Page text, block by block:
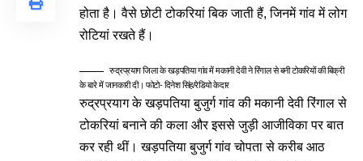
होता है। वैसे छोटी टोकरियां बिक जाती हैं, जिनमें गांव में लोग
रोटियां रखते हैं।
रुद्रप्रयाग जिला के खड़पतिया गांव में मकानी देवी ने रिंगाल से बनी टोकरियों की बिक्री
के बारे में जानकारी दी। फोटो- दिनेश सिंह/रेडियो केदार
रुद्रप्रयाग के खड़पतिया बुजुर्ग गांव की मकानी देवी रिंगाल से
टोकरियां बनाने की कला और इससे जुड़ी आजीविका पर बात
कर रही थीं। खड़पतिया बुजुर्ग गांव चोपता से करीब आठ